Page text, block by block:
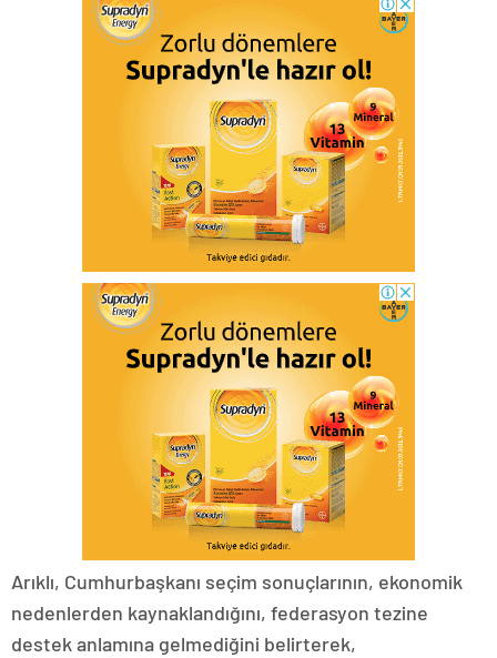
Arıklı, Cumhurbaşkanı seçim sonuçlarının, ekonomik
nedenlerden kaynaklandığını, federasyon tezine
destek anlamına gelmediğini belirterek,